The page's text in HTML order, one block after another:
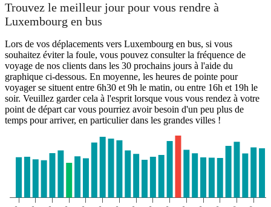
Trouvez le meilleur jour pour vous rendre à
Luxembourg en bus
Lors de vos déplacements vers Luxembourg en bus, si vous
souhaitez éviter la foule, vous pouvez consulter la fréquence de
voyage de nos clients dans les 30 prochains jours à l'aide du
graphique ci-dessous. En moyenne, les heures de pointe pour
voyager se situent entre 6h30 et 9h le matin, ou entre 16h et 19h le
soir. Veuillez garder cela à l'esprit lorsque vous vous rendez à votre
point de départ car vous pourriez avoir besoin d'un peu plus de
temps pour arriver, en particulier dans les grandes villes !